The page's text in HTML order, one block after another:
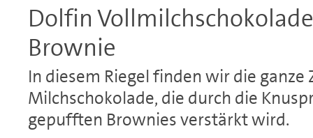
Dolfin
Brownie
In diesem Riegel finden wir die
Milchschokolade, die durch die
gepufften Brownies verstärkt wird.